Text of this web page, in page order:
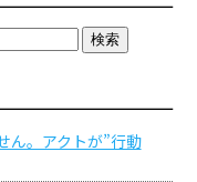
ん。アクトが”行動